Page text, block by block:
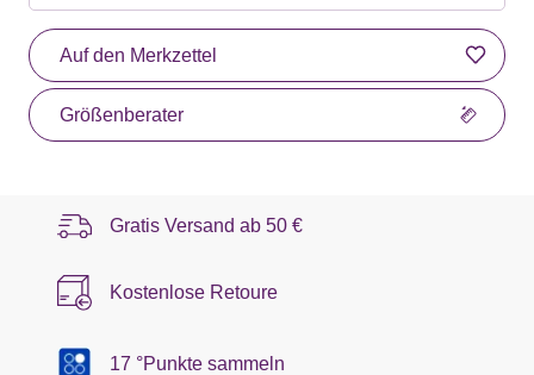
Auf den Merkzettel
Größenberater
Gratis Versand ab 50 €
Kostenlose Retoure
17 °Punkte sammeln